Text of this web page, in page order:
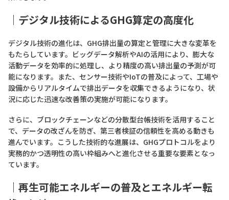
｜デジタル技術によるGHG算定の高度化
デジタル技術の進化は、GHG排出量の算定と管理に大きな変革を
もたらしています。ビッグデータ解析やAIの活用により、膨大な
活動データを効率的に処理し、より精度の高い排出量の予測が可
能になります。また、センサー技術やIoTの普及によって、工場や
設備からリアルタイムで排出データを収集できるようになり、状
況に応じた迅速な改善策の実施が可能になります。
さらに、ブロックチェーンなどの分散型台帳技術を活用すること
で、データの改ざんを防ぎ、第三者検証の信頼性を高める動きも
進んでいます。こうした技術的な進展は、GHGプロトコルをより
実務的かつ透明性の高い枠組みへと進化させる重要な要素となっ
ています。
｜ 再生可能エネルギーの普及とエネルギー転